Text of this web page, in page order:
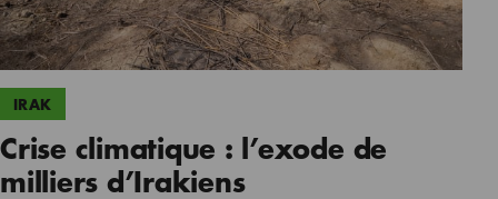
IRAK
Crise climatique : l’exode de
milliers d’Irakiens